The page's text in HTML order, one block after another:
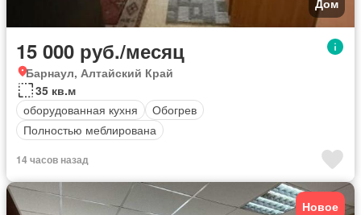
15 000 руб./месяц
Барнаул, Алтайский Край
35 кв.м
оборудованная кухня
Обогрев
Полностью меблирована
14 часов назад
Новое